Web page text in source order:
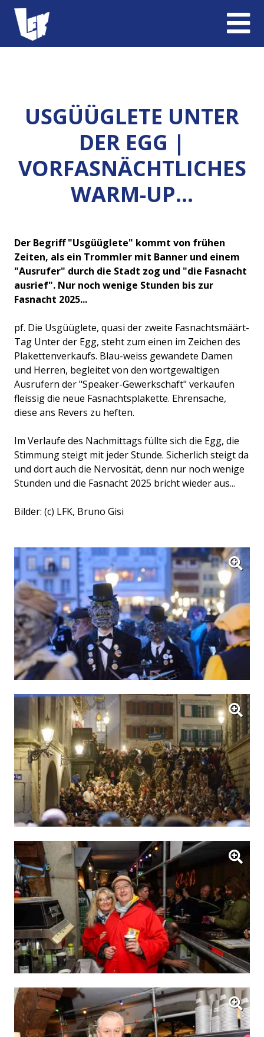
USGÜÜGLETE UNTER
DER EGG |
VORFASNÄCHTLICHES
WARM-UP...
Der Begriff "Usgüüglete" kommt von frühen
Zeiten, als ein Trommler mit Banner und einem
"Ausrufer" durch die Stadt zog und "die Fasnacht
ausrief". Nur noch wenige Stunden bis zur
Fasnacht 2025...
pf. Die Usgüüglete, quasi der zweite Fasnachtsmäärt-
Tag Unter der Egg, steht zum einen im Zeichen des
Plakettenverkaufs. Blau-weiss gewandete Damen
und Herren, begleitet von den wortgewaltigen
Ausrufern der "Speaker-Gewerkschaft" verkaufen
fleissig die neue Fasnachtsplakette. Ehrensache,
diese ans Revers zu heften.
Im Verlaufe des Nachmittags füllte sich die Egg, die
Stimmung steigt mit jeder Stunde. Sicherlich steigt da
und dort auch die Nervosität, denn nur noch wenige
Stunden und die Fasnacht 2025 bricht wieder aus...
Bilder: (c) LFK, Bruno Gisi